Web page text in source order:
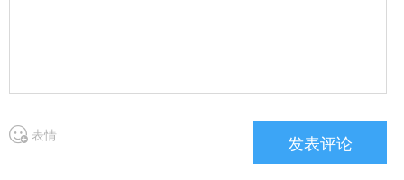
表情